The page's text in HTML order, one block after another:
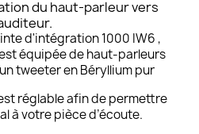
du haut-parleur vers
d'intégration 1000 IW6 ,
équipée de haut-parleurs
tweeter en Béryllium pur
réglable afin de permettre
à votre pièce d’écoute.